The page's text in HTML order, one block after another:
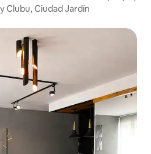
Clubu, Ciudad Jardín